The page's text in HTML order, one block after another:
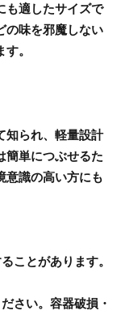
も適したサイズで
の味を邪魔しない
。
知られ、軽量設計
簡単につぶせるた
意識の高い方にも
ことがあります。
さい。容器破損・